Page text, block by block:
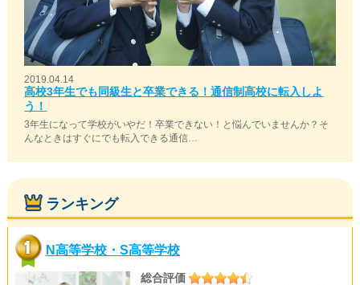
2019.04.14
高校3年生でも同級生と卒業できる！通信制高校に転入しよ
う！
3年生になって学校がいやだ！卒業できない！と悩んでいませんか？そ
んなときはすぐにでも転入できる通信…
ランキング
N高等学校・S高等学校
総合評価